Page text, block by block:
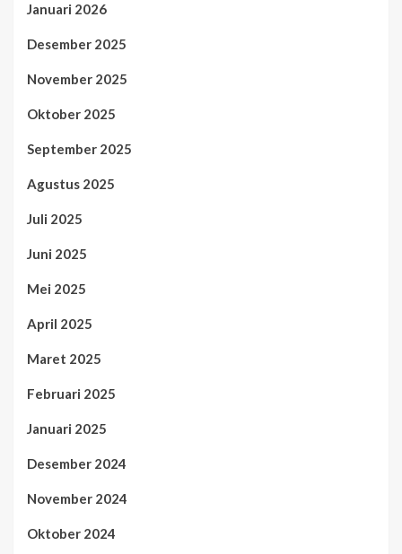
Januari 2026
Desember 2025
November 2025
Oktober 2025
September 2025
Agustus 2025
Juli 2025
Juni 2025
Mei 2025
April 2025
Maret 2025
Februari 2025
Januari 2025
Desember 2024
November 2024
Oktober 2024